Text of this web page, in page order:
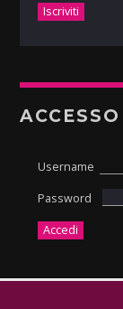
Username
Password